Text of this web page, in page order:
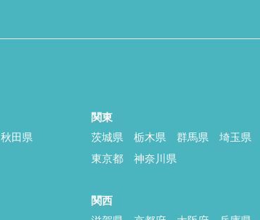
秋田県
関東
茨城県
栃木県 群馬県 埼玉県
東京都
神奈川県
関西